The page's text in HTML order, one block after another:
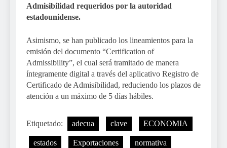
Admisibilidad requeridos por la autoridad
estadounidense.
Asimismo, se han publicado los lineamientos para la
emisión del documento “Certification of
Admissibility”, el cual será tramitado de manera
íntegramente digital a través del aplicativo Registro de
Certificado de Admisibilidad, reduciendo los plazos de
atención a un máximo de 5 días hábiles.
Etiquetado: adecua clave ECONOMIA
estados Exportaciones normativa